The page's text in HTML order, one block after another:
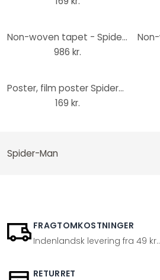
Non-woven tapet - Spider-Man tegneserie - 100 x 250 cm
986 kr.
Poster, film poster Spider-Man, Miles Morales and Gwen 91,5x61 cm
169 kr.
Spider-Man
FRAGTOMKOSTNINGER
Indenlandsk levering fra 49 kr..
RETURRET